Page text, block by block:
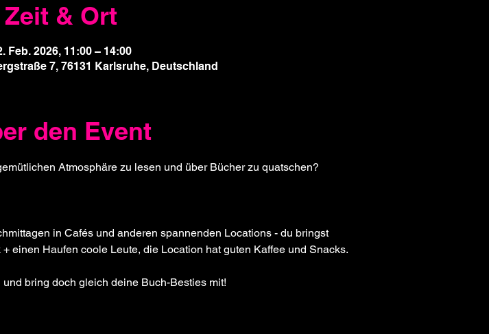
Zeit & Ort
Feb. 2026, 11:00 – 14:00
7, 76131 Karlsruhe, Deutschland
den Event
Atmosphäre zu lesen und über Bücher zu quatschen?
in Cafés und anderen spannenden Locations - du bringst
einen Haufen coole Leute, die Location hat guten Kaffee und Snacks.
bring doch gleich deine Buch-Besties mit!